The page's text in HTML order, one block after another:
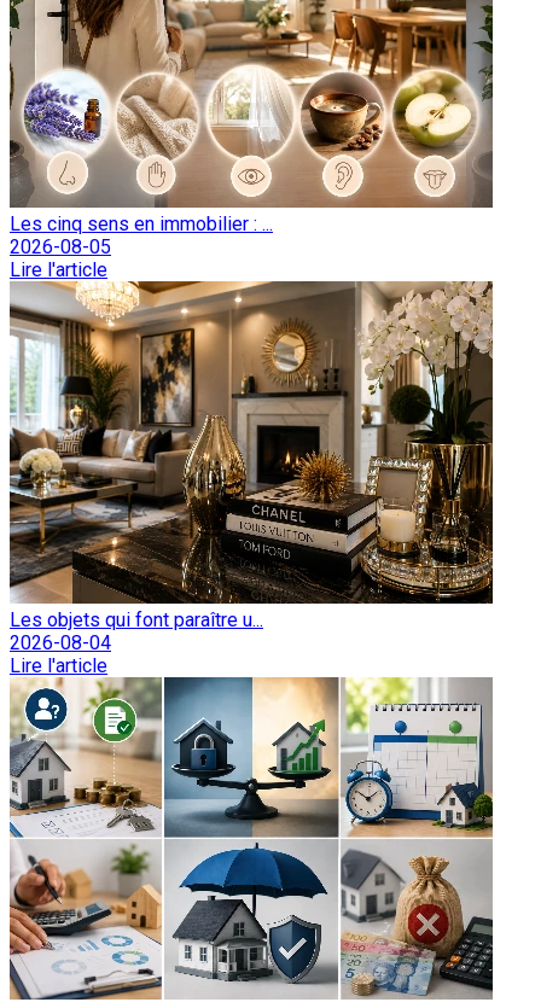
Les cinq sens en immobilier : ...
2026-08-05
Lire l'article
Les objets qui font paraître u...
2026-08-04
Lire l'article